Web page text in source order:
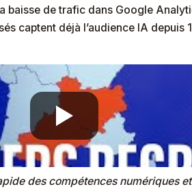
baisse de trafic dans Google
captent déjà l’audience IA depuis
des compétences numériques